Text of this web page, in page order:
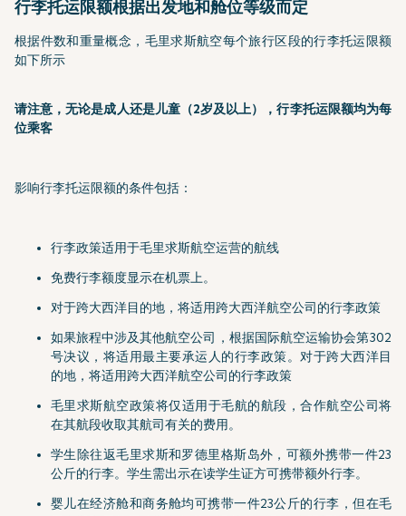
行李托运限额根据出发地和舱位等级而定
根据件数和重量概念，毛里求斯航空每个旅行区段的行李托运限额
如下所示
请注意，无论是成人还是儿童（2岁及以上），行李托运限额均为每
位乘客
影响行李托运限额的条件包括：
行李政策适用于毛里求斯航空运营的航线
免费行李额度显示在机票上。
对于跨大西洋目的地，将适用跨大西洋航空公司的行李政策
如果旅程中涉及其他航空公司，根据国际航空运输协会第302
号决议，将适用最主要承运人的行李政策。对于跨大西洋目
的地，将适用跨大西洋航空公司的行李政策
毛里求斯航空政策将仅适用于毛航的航段，合作航空公司将
在其航段收取其航司有关的费用。
学生除往返毛里求斯和罗德里格斯岛外，可额外携带一件23
公斤的行李。学生需出示在读学生证方可携带额外行李。
婴儿在经济舱和商务舱均可携带一件23公斤的行李，但在毛